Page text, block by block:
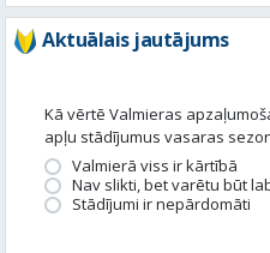
Aktuālais jautājums
Kā vērtē Valmieras
apļu stādījumus vasaras
Valmierā viss ir kārtībā
Nav slikti, bet varētu būt
Stādījumi ir nepārdomāti